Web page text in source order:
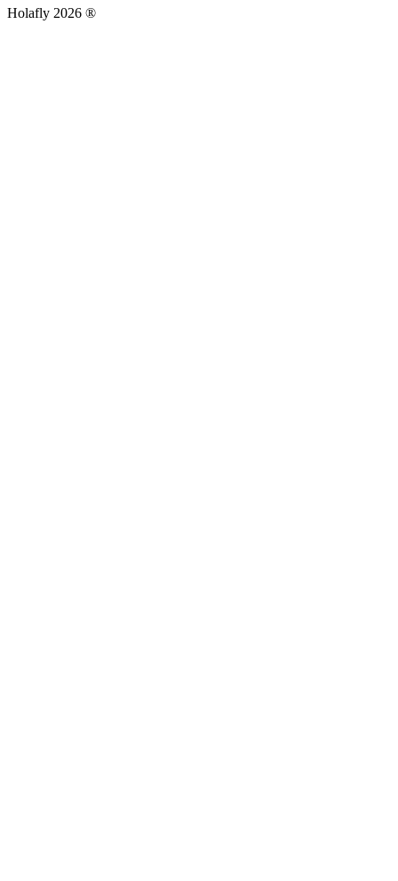
Holafly 2026 ®